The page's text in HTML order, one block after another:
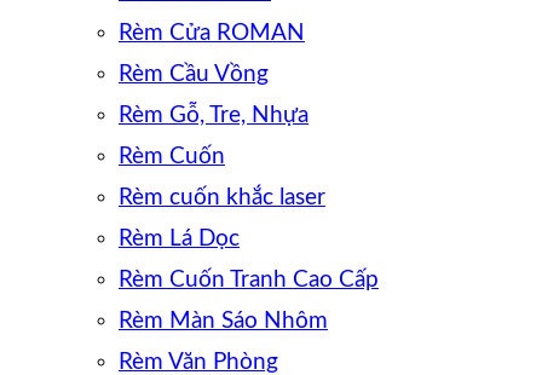
Rèm Cửa ROMAN
Rèm Cầu Vồng
Rèm Gỗ, Tre, Nhựa
Rèm Cuốn
Rèm cuốn khắc laser
Rèm Lá Dọc
Rèm Cuốn Tranh Cao Cấp
Rèm Màn Sáo Nhôm
Rèm Văn Phòng